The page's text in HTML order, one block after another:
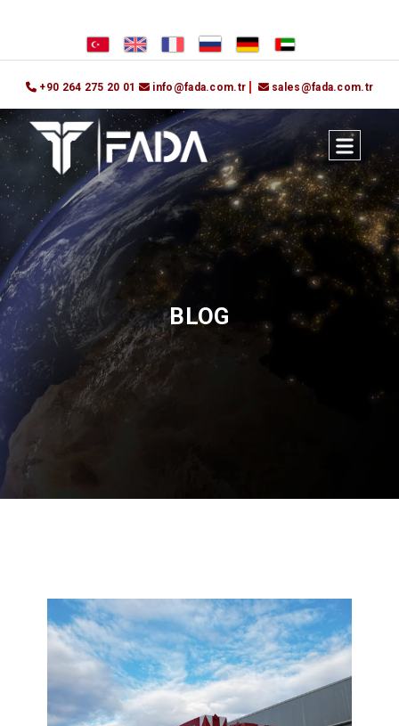
+90 264 275 20 01 info@fada.com.tr sales@fada.com.tr
BLOG